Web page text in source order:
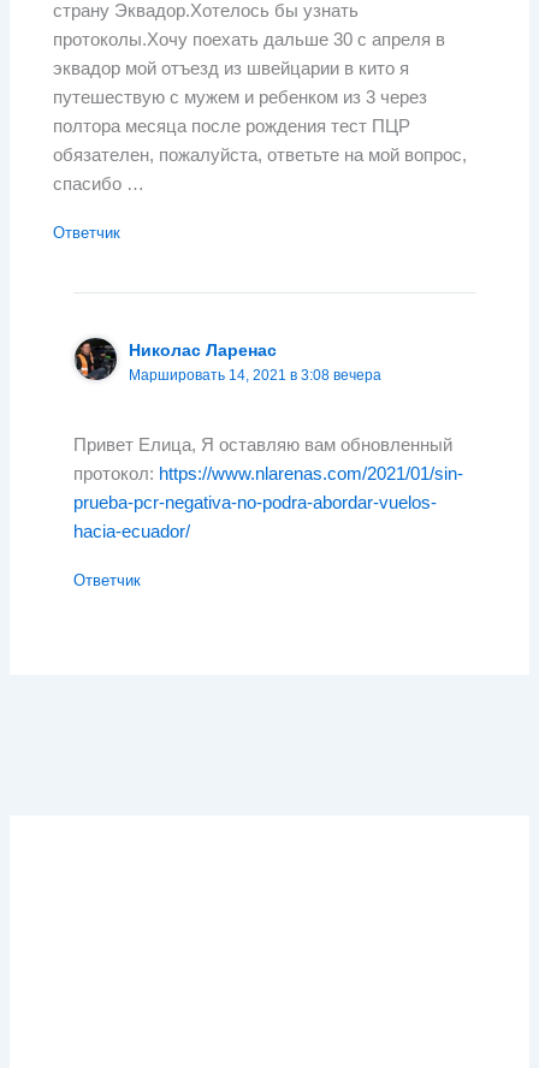
страну Эквадор.Хотелось бы узнать
протоколы.Хочу поехать дальше 30 с апреля в
эквадор мой отъезд из швейцарии в кито я
путешествую с мужем и ребенком из 3 через
полтора месяца после рождения тест ПЦР
обязателен, пожалуйста, ответьте на мой вопрос,
спасибо …
Ответчик
Николас Ларенас
Маршировать 14, 2021 в 3:08 вечера
Привет Елица, Я оставляю вам обновленный
протокол: https://www.nlarenas.com/2021/01/sin-
prueba-pcr-negativa-no-podra-abordar-vuelos-
hacia-ecuador/
Ответчик